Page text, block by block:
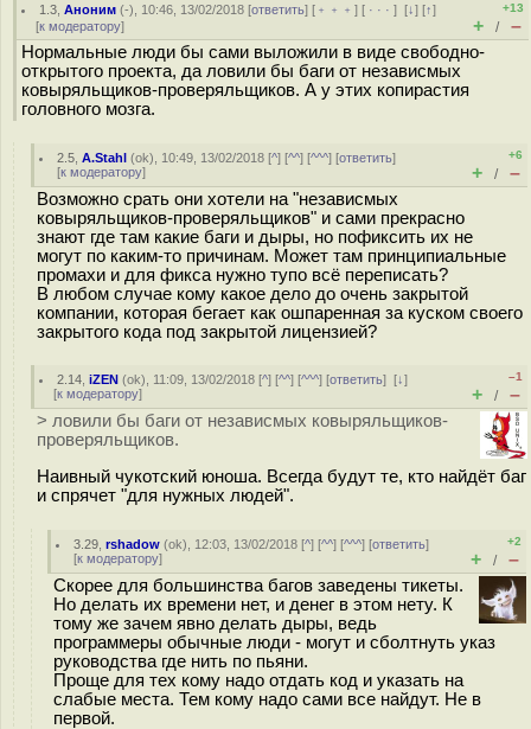
1.3 ,Аноним (-), 10:46, 13/02/2018 [ответить] [ ﹢﹢﹢] [ · · ·][↓] [↑]
[к модератору]
+13
+ / –
Нормальные люди бы сами выложили в виде свободно-
открытого проекта, да ловили бы баги от независмых
ковыряльщиков-проверяльщиков. А у этих копирастия
головного мозга.
2.5 ,A.Stahl (ok), 10:49, 13/02/2018 [^] [^^] [^^^] [ответить]
[к модератору]
+6
+ / –
Возможно срать они хотели на "независмых
ковыряльщиков-проверяльщиков" и сами прекрасно
знают где там какие баги и дыры, но пофиксить их не
могут по каким-то причинам. Может там принципиальные
промахи и для фикса нужно тупо всё переписать?
В любом случае кому какое дело до очень закрытой
компании, которая бегает как ошпаренная за куском своего
закрытого кода под закрытой лицензией?
2.14 ,iZEN (ok), 11:09, 13/02/2018 [^] [^^] [^^^] [ответить][↓]
[к модератору]
–1
+ / –
> ловили бы баги от независмых ковыряльщиков-
проверяльщиков.
Наивный чукотский юноша. Всегда будут те, кто найдёт баг
и спрячет "для нужных людей".
3.29 ,rshadow (ok), 12:03, 13/02/2018 [^] [^^] [^^^] [ответить]
[к модератору]
+2
+ / –
Скорее для большинства багов заведены тикеты.
Но делать их времени нет, и денег в этом нету. К
тому же зачем явно делать дыры, ведь
программеры обычные люди - могут и сболтнуть указ
руководства где нить по пьяни.
Проще для тех кому надо отдать код и указать на
слабые места. Тем кому надо сами все найдут. Не в
первой.